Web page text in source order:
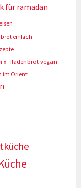
für ramadan
einfach
fladenbrot vegan
im Orient